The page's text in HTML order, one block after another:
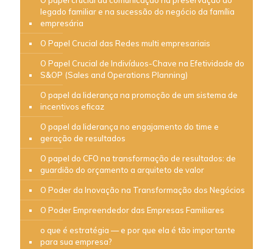
legado familiar e na sucessão do negócio da família
empresária
O Papel Crucial das Redes multi empresariais
O Papel Crucial de Indivíduos-Chave na Efetividade do
S&OP (Sales and Operations Planning)
O papel da liderança na promoção de um sistema de
incentivos eficaz
O papel da liderança no engajamento do time e
geração de resultados
O papel do CFO na transformação de resultados: de
guardião do orçamento a arquiteto de valor
O Poder da Inovação na Transformação dos Negócios
O Poder Empreendedor das Empresas Familiares
o que é estratégia — e por que ela é tão importante
para sua empresa?